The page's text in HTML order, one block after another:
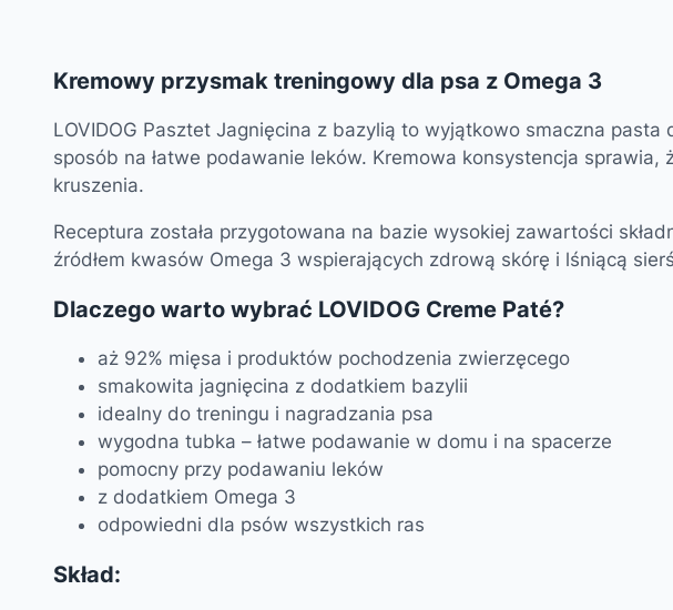
Kremowy przysmak treningowy dla psa z Omega 3
LOVIDOG Pasztet Jagnięcina z bazylią to wyjątkowo smaczna
sposób na łatwe podawanie leków. Kremowa konsystencja
kruszenia.
Receptura została przygotowana na bazie wysokiej zawartości
źródłem kwasów Omega 3 wspierających zdrową skórę i lśniącą
Dlaczego warto wybrać LOVIDOG Creme Paté?
aż 92% mięsa i produktów pochodzenia zwierzęcego
smakowita jagnięcina z dodatkiem bazylii
idealny do treningu i nagradzania psa
wygodna tubka – łatwe podawanie w domu i na spacerze
pomocny przy podawaniu leków
z dodatkiem Omega 3
odpowiedni dla psów wszystkich ras
Skład: